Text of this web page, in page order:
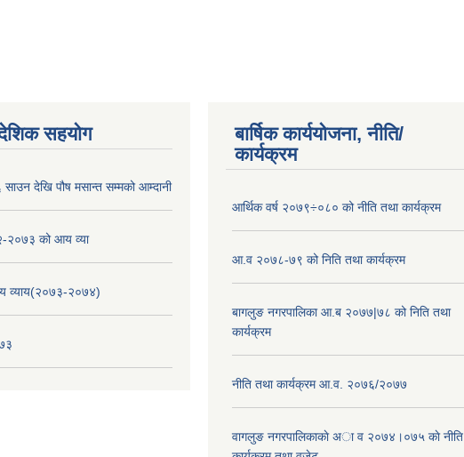
सहयोग
साउन देखि पौष मसान्त सम्मको आम्दानी
को आय व्या
२०७४)
बार्षिक कार्ययोजना, नीति/
कार्यक्रम
आर्थिक वर्ष २०७९÷०८० को नीति तथा कार्यक्रम
आ.व २०७८-७९ को निति तथा कार्यक्रम
बागलुङ नगरपालिका आ.ब २०७७|७८ को निति तथा
कार्यक्रम
नीति तथा कार्यक्रम आ.व. २०७६/२०७७
वागलुङ नगरपालिकाकाे अा‍ व २०७४।०७५ काे नीति